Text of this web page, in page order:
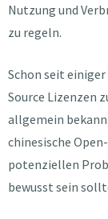
Nutzung und
zu regeln.
Schon seit
Source Lizenzen
allgemein
chinesische
potenziellen
bewusst sein